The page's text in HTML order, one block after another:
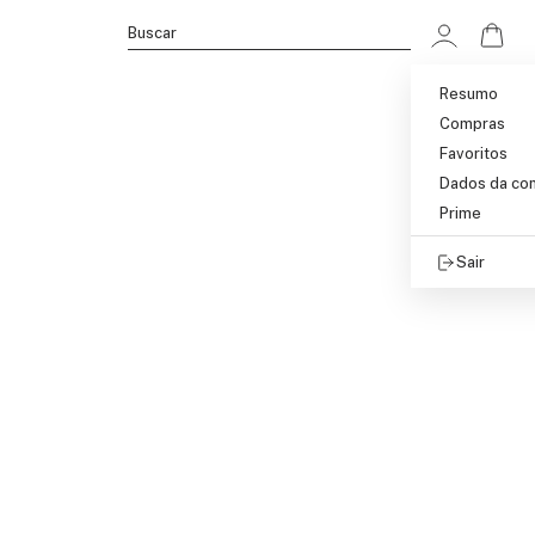
Buscar
Resumo
Compras
Favoritos
Dados da
Prime
Sair
Ir